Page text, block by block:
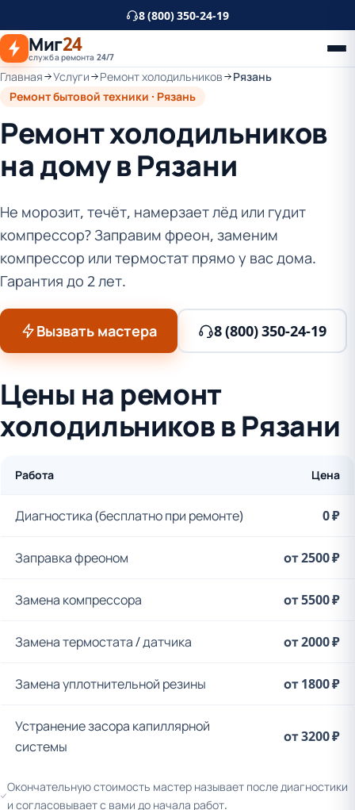
основному
контенту
8 (800) 350-24-19
Миг24
служба ремонта 24/7
Главная Услуги Ремонт холодильников
Рязань
Ремонт бытовой техники · Рязань
Ремонт холодильников
на дому в Рязани
Не морозит, течёт, намерзает лёд или гудит
компрессор? Заправим фреон, заменим
компрессор или термостат прямо у вас дома.
Гарантия до 2 лет.
Вызвать мастера 8 (800) 350-24-19
Цены на ремонт
холодильников в Рязани
Работа Цена
Диагностика (бесплатно при ремонте) 0 ₽
Заправка фреоном от 2500 ₽
Замена компрессора от 5500 ₽
Замена термостата / датчика от 2000 ₽
Замена уплотнительной резины от 1800 ₽
Устранение засора капиллярной
системы
от 3200 ₽
Окончательную стоимость мастер называет после диагностики
и согласовывает с вами до начала работ.